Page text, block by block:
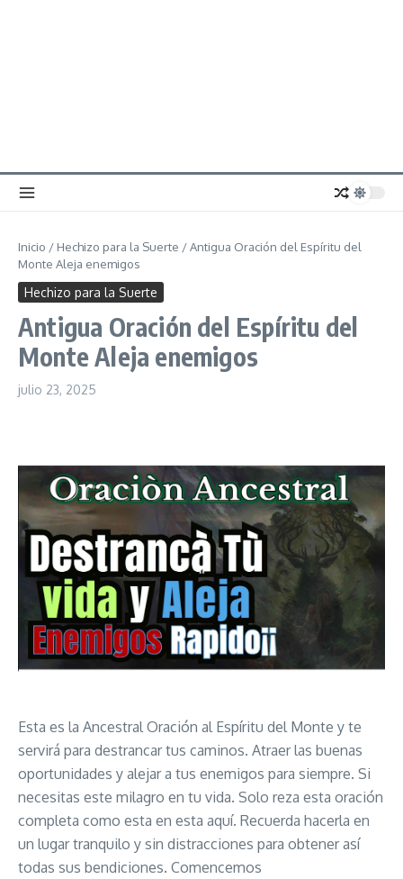
Inicio / Hechizo para la Suerte /Antigua Oración del Espíritu del
Monte Aleja enemigos
Hechizo para la Suerte
Antigua Oración del Espíritu del
Monte Aleja enemigos
julio 23, 2025
Esta es la Ancestral Oración al Espíritu del Monte y te
servirá para destrancar tus caminos. Atraer las buenas
oportunidades y alejar a tus enemigos para siempre. Si
necesitas este milagro en tu vida. Solo reza esta oración
completa como esta en esta aquí. Recuerda hacerla en
un lugar tranquilo y sin distracciones para obtener así
todas sus bendiciones. Comencemos